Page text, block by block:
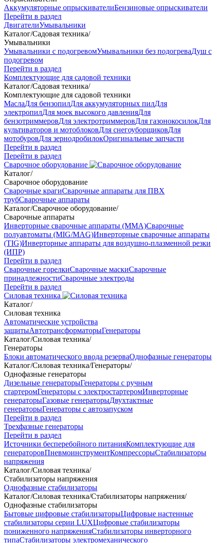
Аккумуляторные опрыскивателиБензиновые опрыскиватели
Перейти в раздел
ДвигателиУмывальники
Каталог/Садовая техника/
Умывальники
Умывальники с подогревомУмывальники без подогреваДуш с
подогревом
Перейти в раздел
Комплектующие для садовой техники
Каталог/Садовая техника/
Комплектующие для садовой техники
МаслаДля бензопилДля аккумуляторных пилДля
электропилДля моек высокого давленияДля
бензотриммеровДля электротриммеровДля газонокосилокДля
культиваторов и мотоблоковДля снегоуборщиковДля
мотобуровДля зернодробилокОригинальные запчасти
Перейти в раздел
Перейти в раздел
Сварочное оборудование
Каталог/
Сварочное оборудование
Сварочные крагиСварочные аппараты для ПВХ
трубСварочные аппараты
Каталог/Сварочное оборудование/
Сварочные аппараты
Инверторные сварочные аппараты (ММА)Сварочные
полуавтоматы (MIG/MAG)Инверторные сварочные аппараты
(TIG)Инверторные аппараты для воздушно-плазменной резки
(ИПР)
Перейти в раздел
Сварочные горелкиСварочные маскиСварочные
принадлежностиСварочные электроды
Перейти в раздел
Силовая техника
Каталог/
Силовая техника
Автоматические устройства
защитыАвтотрансформаторыГенераторы
Каталог/Силовая техника/
Генераторы
Блоки автоматического ввода резерваОднофазные генераторы
Каталог/Силовая техника/Генераторы/
Однофазные генераторы
Дизельные генераторыГенераторы с ручным
стартеромГенераторы с электростартеромИнверторные
генераторыГазовые генераторыДвухтактные
генераторыГенераторы с автозапуском
Перейти в раздел
Трехфазные генераторы
Перейти в раздел
Источники бесперебойного питанияКомплектующие для
генераторовПневмоинструментКомпрессорыСтабилизаторы
напряжения
Каталог/Силовая техника/
Стабилизаторы напряжения
Однофазные стабилизаторы
Каталог/Силовая техника/Стабилизаторы напряжения/
Однофазные стабилизаторы
Бытовые цифровые стабилизаторыЦифровые настенные
стабилизаторы серии LUXЦифровые стабилизаторы
пониженного напряженияСтабилизаторы инверторного
типаСтабилизаторы электромеханического